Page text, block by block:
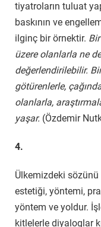
tiyatroların tuluat
baskının ve
ilginç bir örnektir.
üzere olanlarla ne
değerlendirilebilir.
götürenlerle,
olanlarla,
yaşar. (Özdemir
4.
Ülkemizdeki sözünü
estetiği, yöntemi,
yöntem ve yoldur.
kitlelerle diyaloglar